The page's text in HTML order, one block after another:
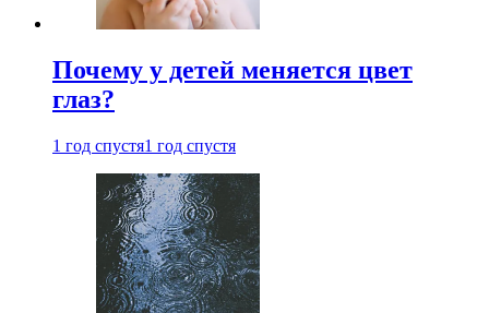
Почему у детей меняется цвет
глаз?
1 год спустя1 год спустя